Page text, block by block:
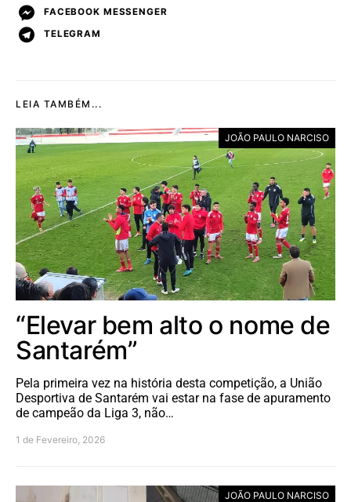
FACEBOOK MESSENGER
TELEGRAM
LEIA TAMBÉM...
JOÃO PAULO NARCISO
“Elevar bem alto o nome de
Santarém”
Pela primeira vez na história desta competição, a União
Desportiva de Santarém vai estar na fase de apuramento
de campeão da Liga 3, não…
1 de Fevereiro, 2026
JOÃO PAULO NARCISO